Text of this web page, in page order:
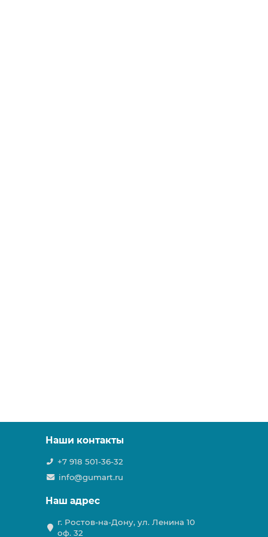
Наши контакты
+7 918 501-36-32
info@gumart.ru
Наш адрес
г. Ростов-на-Дону, ул. Ленина 10
оф. 32